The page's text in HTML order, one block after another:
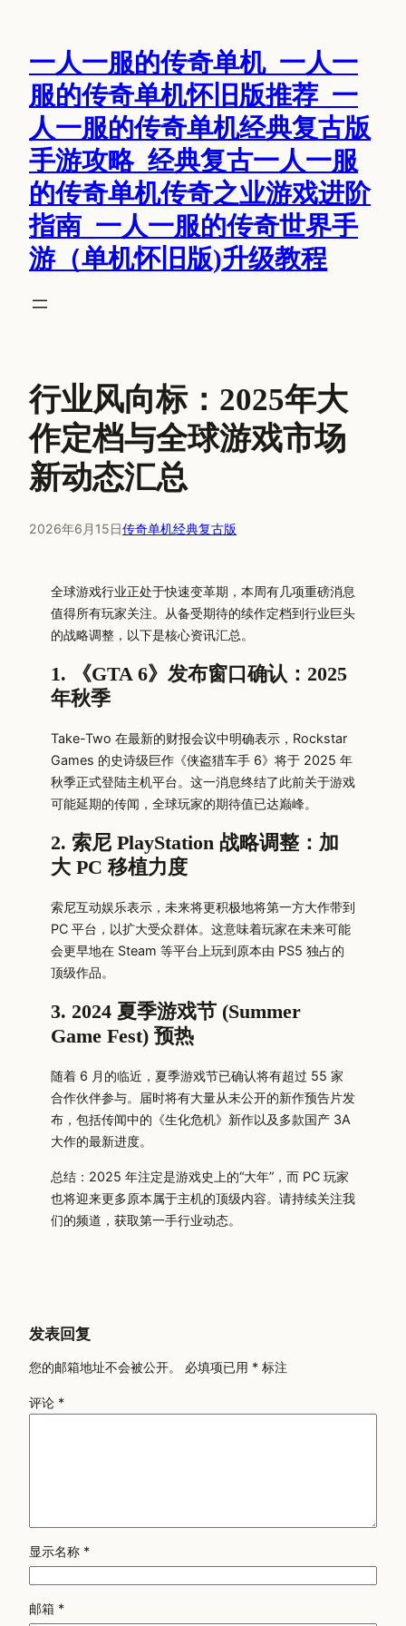
一人一服的传奇单机_一人一
服的传奇单机怀旧版推荐_一
人一服的传奇单机经典复古版
手游攻略_经典复古一人一服
的传奇单机传奇之业游戏进阶
指南_一人一服的传奇世界手
游（单机怀旧版)升级教程
行业风向标：2025年大
作定档与全球游戏市场
新动态汇总
2026年6月15日传奇单机经典复古版
全球游戏行业正处于快速变革期，本周有几项重磅消息
值得所有玩家关注。从备受期待的续作定档到行业巨头
的战略调整，以下是核心资讯汇总。
1. 《GTA 6》发布窗口确认：2025
年秋季
Take-Two 在最新的财报会议中明确表示，Rockstar
Games 的史诗级巨作《侠盗猎车手 6》将于 2025 年
秋季正式登陆主机平台。这一消息终结了此前关于游戏
可能延期的传闻，全球玩家的期待值已达巅峰。
2. 索尼 PlayStation 战略调整：加
大 PC 移植力度
索尼互动娱乐表示，未来将更积极地将第一方大作带到
PC 平台，以扩大受众群体。这意味着玩家在未来可能
会更早地在 Steam 等平台上玩到原本由 PS5 独占的
顶级作品。
3. 2024 夏季游戏节 (Summer
Game Fest) 预热
随着 6 月的临近，夏季游戏节已确认将有超过 55 家
合作伙伴参与。届时将有大量从未公开的新作预告片发
布，包括传闻中的《生化危机》新作以及多款国产 3A
大作的最新进度。
总结：2025 年注定是游戏史上的“大年”，而 PC 玩家
也将迎来更多原本属于主机的顶级内容。请持续关注我
们的频道，获取第一手行业动态。
发表回复
您的邮箱地址不会被公开。 必填项已用 * 标注
评论 *
显示名称 *
邮箱 *